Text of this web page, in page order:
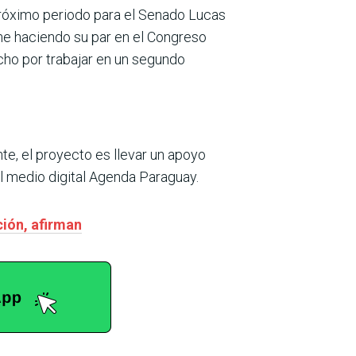
periodo para el Senado Lucas
haciendo su par en el Congreso
por trabajar en un segundo
el proyecto es llevar un apoyo
digital Agenda Paraguay.
afirman